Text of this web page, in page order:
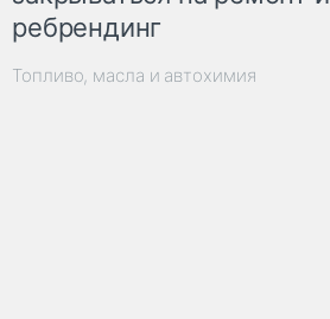
ребрендинг
Топливо, масла и автохимия